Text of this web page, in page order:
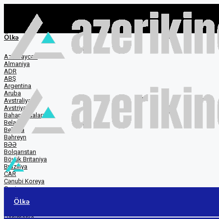
Ölkə
Ölkə
Azərbaycan
Almaniya
ADR
ABŞ
Argentina
Aruba
Avstraliya
Avstriya
Baham adaları
Belarus
Belçika
Bəhreyn
BƏƏ
Bolqarıstan
Böyük Britaniya
Braziliya
CAR
Cənubi Koreya
Çexiya
Çexoslovakiya